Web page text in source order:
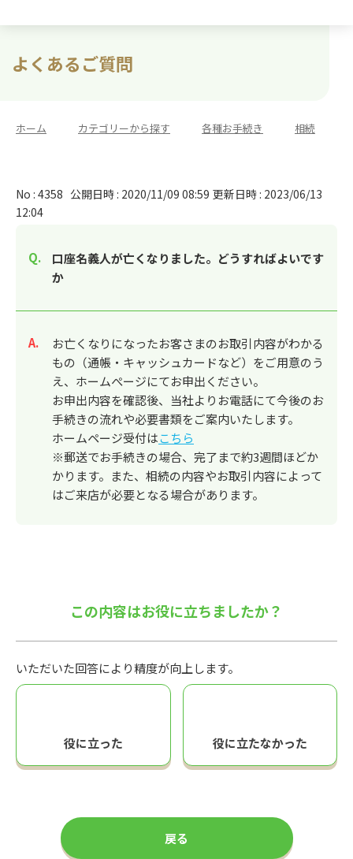
よくあるご質問
ホーム カテゴリーから探す 各種お手続き 相続
No : 4358 公開日時 : 2020/11/09 08:59 更新日時 : 2023/06/13
12:04
口座名義人が亡くなりました。どうすればよいです
か
回答
お亡くなりになったお客さまのお取引内容がわかる
もの（通帳・キャッシュカードなど）をご用意のう
え、ホームぺージにてお申出ください。
お申出内容を確認後、当社よりお電話にて今後のお
手続きの流れや必要書類をご案内いたします。
ホームページ受付はこちら
※郵送でお手続きの場合、完了まで約3週間ほどか
かります。また、相続の内容やお取引内容によって
はご来店が必要となる場合があります。
この内容はお役に立ちましたか？
いただいた回答により精度が向上します。
役に立った 役に立たなかった
戻る